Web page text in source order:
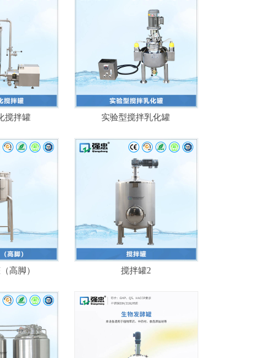
搅拌罐 实验型搅拌乳化罐
高脚） 搅拌罐2